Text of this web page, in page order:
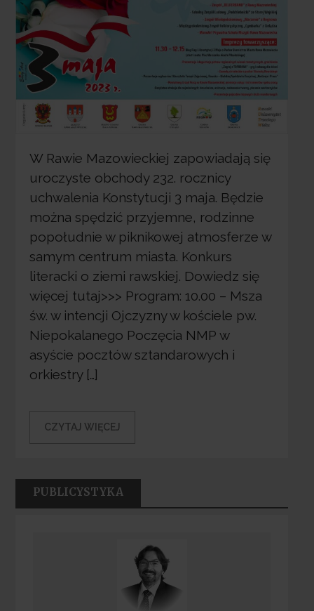
W Rawie Mazowieckiej zapowiadają się
uroczyste obchody 232. rocznicy
uchwalenia Konstytucji 3 maja. Będzie
można spędzić przyjemne, rodzinne
popołudnie w piknikowej atmosferze w
samym centrum miasta. Konkurs
literacki o ziemi rawskiej. Dowiedz się
więcej tutaj>>> Program: 10.00 – Msza
św. w intencji Ojczyzny w kościele pw.
Niepokalanego Poczęcia NMP w
asyście pocztów sztandarowych i
orkiestry […]
CZYTAJ WIĘCEJ
PUBLICYSTYKA